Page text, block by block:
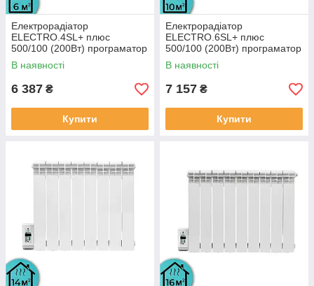
Електрорадіатор
ELECTRO.4SL+ плюс
500/100 (200Вт) програматор
зліва 400 Вт з настінними
кріпленнями
В наявності
6 387 ₴
Купити
Електрорадіатор
ELECTRO.6SL+ плюс
500/100 (200Вт) програматор
зліва 650Вт з настінними
кріпленнями
В наявності
7 157 ₴
Купити